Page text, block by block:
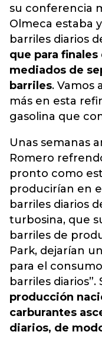
su conferencia
Olmeca estaba
barriles diarios
que para finales
mediados de
barriles. Vamos
más en esta
gasolina que
Unas semanas
Romero
pronto como
producirían en
barriles diarios
turbosina, que
barriles de
Park, dejarían
para el
barriles
producción
carburantes
diarios, de